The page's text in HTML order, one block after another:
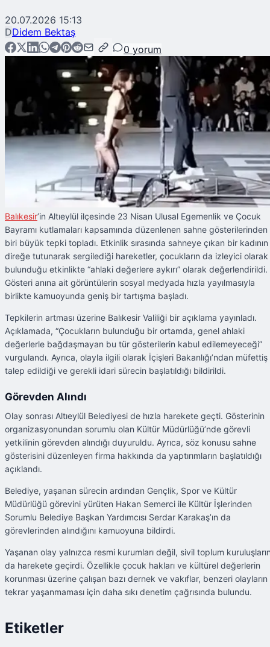
20.07.2026 15:13
DDidem Bektaş
0 yorum
Balıkesir’in Altıeylül ilçesinde 23 Nisan Ulusal Egemenlik ve Çocuk
Bayramı kutlamaları kapsamında düzenlenen sahne gösterilerinden
biri büyük tepki topladı. Etkinlik sırasında sahneye çıkan bir kadının
direğe tutunarak sergilediği hareketler, çocukların da izleyici olarak
bulunduğu etkinlikte “ahlaki değerlere aykırı” olarak değerlendirildi.
Gösteri anına ait görüntülerin sosyal medyada hızla yayılmasıyla
birlikte kamuoyunda geniş bir tartışma başladı.
Tepkilerin artması üzerine Balıkesir Valiliği bir açıklama yayınladı.
Açıklamada, “Çocukların bulunduğu bir ortamda, genel ahlaki
değerlerle bağdaşmayan bu tür gösterilerin kabul edilemeyeceği”
vurgulandı. Ayrıca, olayla ilgili olarak İçişleri Bakanlığı’ndan müfettiş
talep edildiği ve gerekli idari sürecin başlatıldığı bildirildi.
Görevden Alındı
Olay sonrası Altıeylül Belediyesi de hızla harekete geçti. Gösterinin
organizasyonundan sorumlu olan Kültür Müdürlüğü’nde görevli
yetkilinin görevden alındığı duyuruldu. Ayrıca, söz konusu sahne
gösterisini düzenleyen firma hakkında da yaptırımların başlatıldığı
açıklandı.
Belediye, yaşanan sürecin ardından Gençlik, Spor ve Kültür
Müdürlüğü görevini yürüten Hakan Semerci ile Kültür İşlerinden
Sorumlu Belediye Başkan Yardımcısı Serdar Karakaş’ın da
görevlerinden alındığını kamuoyuna bildirdi.
Yaşanan olay yalnızca resmi kurumları değil, sivil toplum
da harekete geçirdi. Özellikle çocuk hakları ve kültürel değerlerin
korunması üzerine çalışan bazı dernek ve vakıflar, benzeri olayların
tekrar yaşanmaması için daha sıkı denetim çağrısında bulundu.
Etiketler